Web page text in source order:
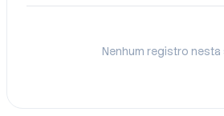
Nenhum registro nesta